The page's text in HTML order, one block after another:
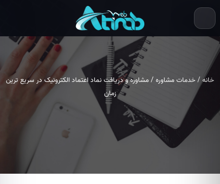
خانه/خدمات مشاوره/ مشاوره و دریافت نماد اعتماد الکترونیک در سریع ترین
زمان